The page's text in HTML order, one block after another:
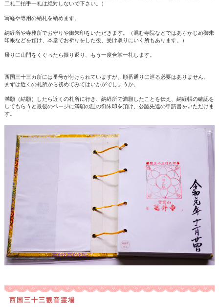
二礼二拍手一礼は絶対しないで下さい。）
写経や専用の納札を納めます。
納経所や寺務所でお守りや御朱印をいただきます。（混む寺院などではあらかじめ御朱
印帳などを預け、本堂でお祈りをした後、受け取りにいく所もあります。）
帰りに山門をくぐったら振り返り、もう一度合掌一礼します。
西国三十三カ所には番号が付けられていますが、順番通りに巡る必要はありません。
まずは近くの札所から初めてみてはいかがでしょうか。
満願（結願）したら近くの札所に行き、納経所で満願したことを伝え、納経帳の確認を
してもらうと最後のページに満願の証の御朱印を頂け、公認先達の申請書をいただけま
す。
西国三十三観音霊場